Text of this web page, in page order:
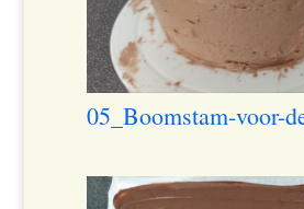
05_Boomstam-voor-